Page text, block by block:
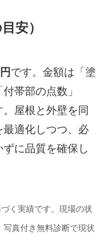
安）
です。金額は「塗
帯部の点数」
。屋根と外壁を同
適化しつつ、必
に品質を確保し
く実績です。現場の状
真付き無料診断で現状